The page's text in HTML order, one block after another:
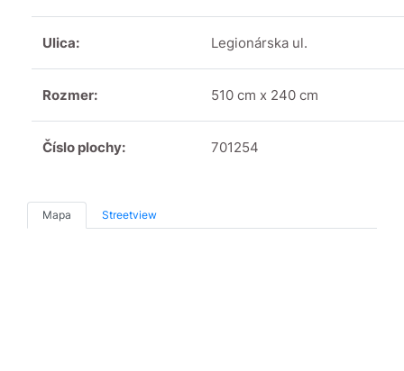
Ulica: Legionárska ul.
Rozmer: 510 cm x 240 cm
Číslo plochy: 701254
Mapa Streetview